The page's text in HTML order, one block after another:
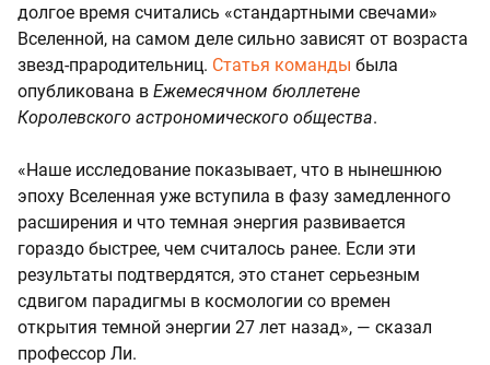
долгое время считались «стандартными свечами»
Вселенной, на самом деле сильно зависят от возраста
звезд-прародительниц. Статья команды была
опубликована в Ежемесячном бюллетене
Королевского астрономического общества.
«Наше исследование показывает, что в нынешнюю
эпоху Вселенная уже вступила в фазу замедленного
расширения и что темная энергия развивается
гораздо быстрее, чем считалось ранее. Если эти
результаты подтвердятся, это станет серьезным
сдвигом парадигмы в космологии со времен
открытия темной энергии 27 лет назад», — сказал
профессор Ли.